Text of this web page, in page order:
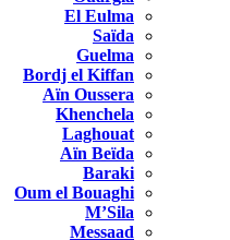
El Eulma
Saïda
Guelma
Bordj el Kiffan
Aïn Oussera
Khenchela
Laghouat
Aïn Beïda
Baraki
Oum el Bouaghi
M’Sila
Messaad